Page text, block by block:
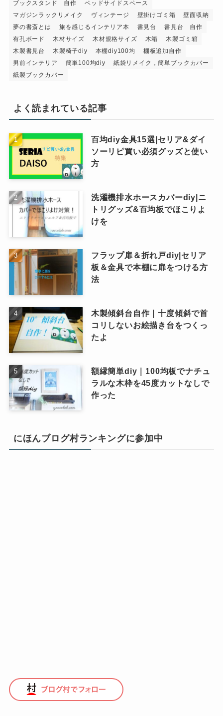
ブックスタンド 自作
ベッドサイドスペース
マガジンラックリメイク
ヴィンテージ 壁掛けゴミ箱
壁面収納
夢の書斎とは
旅を感じるインテリア本 書見台
書見台 自作
有孔ボード
木材サイズ 木材規格サイズ 木箱
木製ゴミ箱
木製書見台
木製椅子diy 本棚diy100均
棚板追加自作
男前インテリア
簡単100均diy
紙袋リメイク，簡単ブックカバー
紙製ブックカバー
よく読まれている記事
百均diy金具15選|セリア&ダイ
ソーリピ買い必須グッズと使い
方
洗濯機排水ホースカバーdiy|ニ
トリグッズ&百均板でほこりよ
けを
フラップ扉＆折れ戸diy|セリア
板＆金具で本棚に扉をつける方
法
木製傾斜台自作｜十度傾斜で首
コリしないお絵描き台をつくっ
たよ
額縁簡単diy｜100均板でナチュ
ラルな木枠を45度カットなしで
作った
にほんブログ村ランキングに参加中